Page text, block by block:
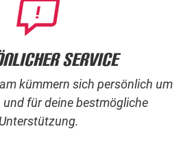
Service
kümmern sich persönlich um
und für deine bestmögliche
Unterstützung.